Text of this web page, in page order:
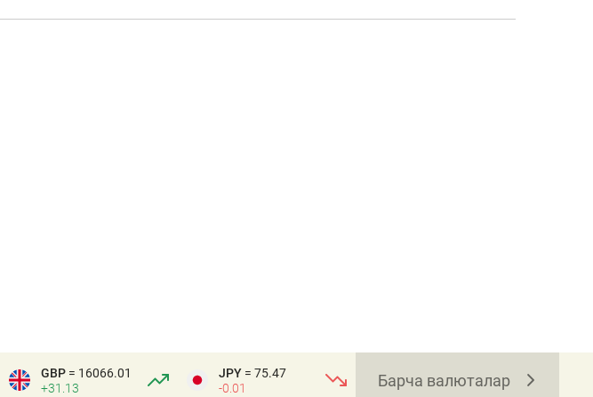
GBP = 16066.01
+31.13
JPY = 75.47
-0.01
Барча валюталар